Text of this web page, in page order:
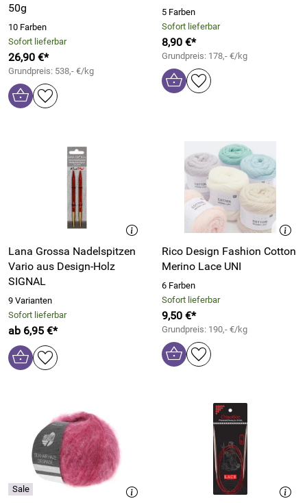
50g
10 Farben
Sofort lieferbar
26,90 €*
Grundpreis: 538,- €/kg
5 Farben
Sofort lieferbar
8,90 €*
Grundpreis: 178,- €/kg
Lana Grossa Nadelspitzen
Vario aus Design-Holz
SIGNAL
9 Varianten
Sofort lieferbar
ab 6,95 €*
Rico Design Fashion Cotton
Merino Lace UNI
6 Farben
Sofort lieferbar
9,50 €*
Grundpreis: 190,- €/kg